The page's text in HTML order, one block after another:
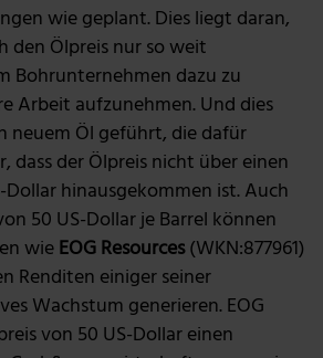
wie geplant. Dies liegt daran,
den Ölpreis nur so weit
Bohrunternehmen dazu zu
Arbeit aufzunehmen. Und dies
neuem Öl geführt, die dafür
der Ölpreis nicht über einen
Dollar hinausgekommen ist. Auch
50 US-Dollar je Barrel können
wieEOG Resources(WKN:877961)
Renditen einiger seiner
Wachstum generieren. EOG
von 50 US-Dollar einen